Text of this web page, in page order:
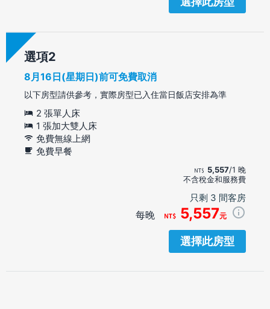
選項
8月16日(星期日)前可免費取消
以下房型請供參考，實際房型已入住當日飯店安排為準
2 張單人床
1 張加大雙人床
免費無線上網
免費早餐
5,557/1 晚
不含稅金和服務費
只剩 3 間客房
每晚 5,557元
選擇此房型